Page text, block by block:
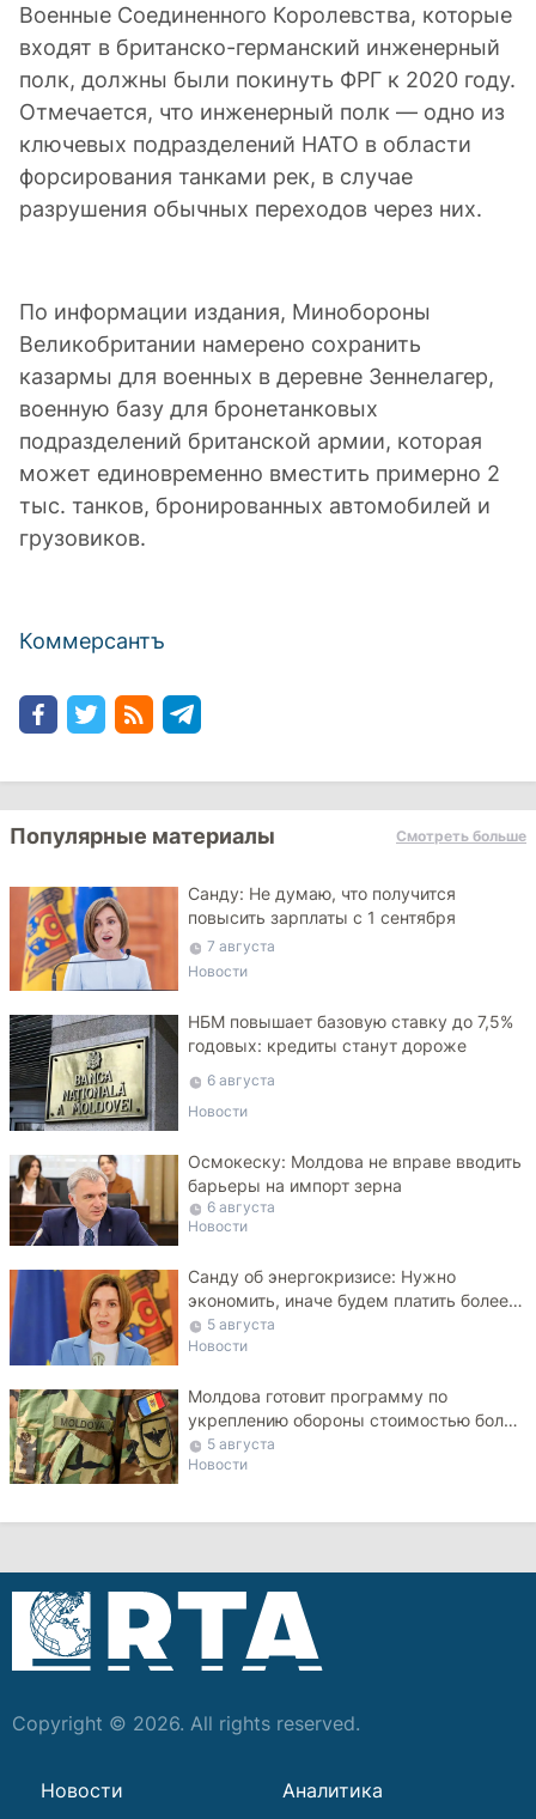
Военные Соединенного Королевства, которые
входят в британско-германский инженерный
полк, должны были покинуть ФРГ к 2020 году.
Отмечается, что инженерный полк — одно из
ключевых подразделений НАТО в области
форсирования танками рек, в случае
разрушения обычных переходов через них.
По информации издания, Минобороны
Великобритании намерено сохранить
казармы для военных в деревне Зеннелагер,
военную базу для бронетанковых
подразделений британской армии, которая
может единовременно вместить примерно 2
тыс. танков, бронированных автомобилей и
грузовиков.
Коммерсантъ
Популярные материалы Смотреть больше
Санду: Не думаю, что получится
повысить зарплаты с 1 сентября
7 августа
Новости
НБМ повышает базовую ставку до 7,5%
годовых: кредиты станут дороже
6 августа
Новости
Осмокеску: Молдова не вправе вводить
барьеры на импорт зерна
6 августа
Новости
Санду об энергокризисе: Нужно
экономить, иначе будем платить более
высокие тарифы
5 августа
Новости
Молдова готовит программу по
укреплению обороны стоимостью более
10 млрд леев на ближайшие пять лет
5 августа
Новости
Copyright © 2026. All rights reserved.
Новости
Аналитика